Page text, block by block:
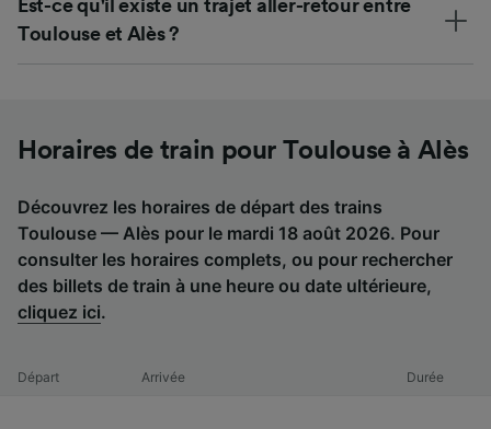
Est-ce qu'il existe un trajet aller-retour entre
Toulouse et Alès ?
Horaires de train pour Toulouse à Alès
Découvrez les horaires de départ des trains
Toulouse — Alès pour le mardi 18 août 2026. Pour
consulter les horaires complets, ou pour rechercher
des billets de train à une heure ou date ultérieure,
cliquez ici.
Départ Arrivée Durée